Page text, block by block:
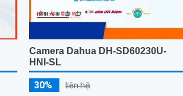
Camera Dahua DH-SD60230U-
HNI-SL
30% liên hệ